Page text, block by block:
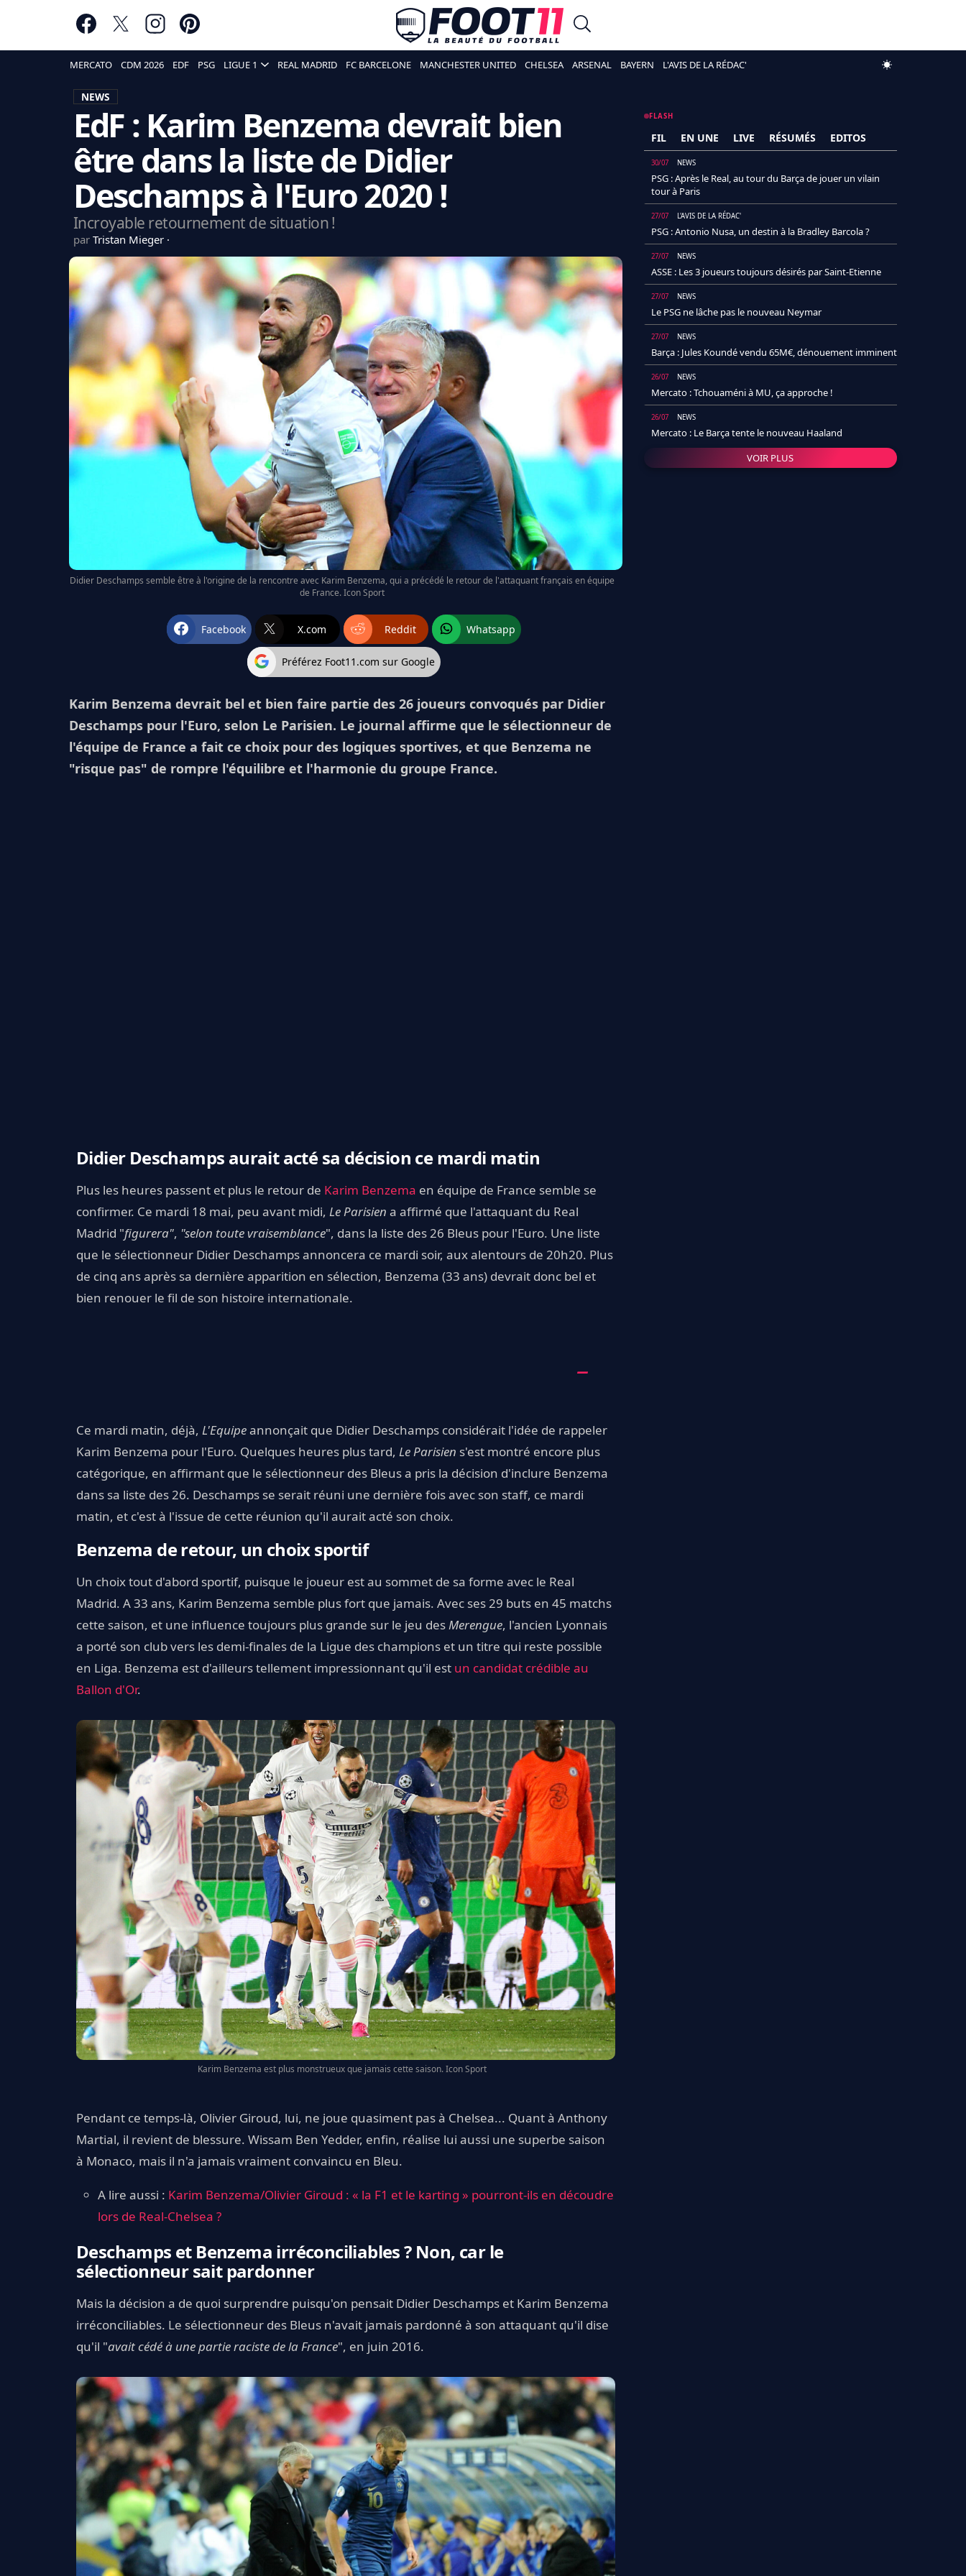
MERCATO CDM 2026 EDF PSG LIGUE 1 REAL MADRID FC BARCELONE MANCHESTER UNITED CHELSEA ARSENAL BAYERN L'AVIS DE LA RÉDAC'
NEWS
EdF : Karim Benzema devrait bien
être dans la liste de Didier
Deschamps à l'Euro 2020 !
Incroyable retournement de situation !
par Tristan Mieger
Didier Deschamps semble être à l'origine de la rencontre avec Karim Benzema, qui a précédé le retour de l'attaquant français en équipe
de France. Icon Sport
Facebook X.com Reddit Whatsapp
Préférez Foot11.com sur Google
Karim Benzema devrait bel et bien faire partie des 26 joueurs convoqués par Didier
Deschamps pour l'Euro, selon Le Parisien. Le journal affirme que le sélectionneur de
l'équipe de France a fait ce choix pour des logiques sportives, et que Benzema ne
"risque pas" de rompre l'équilibre et l'harmonie du groupe France.
Didier Deschamps aurait acté sa décision ce mardi matin
Plus les heures passent et plus le retour de Karim Benzema en équipe de France semble se
confirmer. Ce mardi 18 mai, peu avant midi, Le Parisien a affirmé que l'attaquant du Real
Madrid "figurera", "selon toute vraisemblance", dans la liste des 26 Bleus pour l'Euro. Une liste
que le sélectionneur Didier Deschamps annoncera ce mardi soir, aux alentours de 20h20. Plus
de cinq ans après sa dernière apparition en sélection, Benzema (33 ans) devrait donc bel et
bien renouer le fil de son histoire internationale.
Ce mardi matin, déjà, L'Equipeannonçait que Didier Deschamps considérait l'idée de rappeler
Karim Benzema pour l'Euro. Quelques heures plus tard, Le Parisien s'est montré encore plus
catégorique, en affirmant que le sélectionneur des Bleus a pris la décision d'inclure Benzema
dans sa liste des 26. Deschamps se serait réuni une dernière fois avec son staff, ce mardi
matin, et c'est à l'issue de cette réunion qu'il aurait acté son choix.
Benzema de retour, un choix sportif
Un choix tout d'abord sportif, puisque le joueur est au sommet de sa forme avec le Real
Madrid. A 33 ans, Karim Benzema semble plus fort que jamais. Avec ses 29 buts en 45 matchs
cette saison, et une influence toujours plus grande sur le jeu des Merengue, l'ancien Lyonnais
a porté son club vers les demi-finales de la Ligue des champions et un titre qui reste possible
en Liga. Benzema est d'ailleurs tellement impressionnant qu'il est un candidat crédible au
Ballon d'Or.
Karim Benzema est plus monstrueux que jamais cette saison. Icon Sport
Pendant ce temps-là, Olivier Giroud, lui, ne joue quasiment pas à Chelsea... Quant à Anthony
Martial, il revient de blessure. Wissam Ben Yedder, enfin, réalise lui aussi une superbe saison
à Monaco, mais il n'a jamais vraiment convaincu en Bleu.
A lire aussi : Karim Benzema/Olivier Giroud : « la F1 et le karting » pourront-ils en découdre
lors de Real-Chelsea ?
Deschamps et Benzema irréconciliables ? Non, car le
sélectionneur sait pardonner
Mais la décision a de quoi surprendre puisqu'on pensait Didier Deschamps et Karim Benzema
irréconciliables. Le sélectionneur des Bleus n'avait jamais pardonné à son attaquant qu'il dise
qu'il "avait cédé à une partie raciste de la France", en juin 2016.
FLASH
FIL EN UNE LIVE RÉSUMÉS EDITOS
30/07 NEWS
PSG : Après le Real, au tour du Barça de jouer un vilain
tour à Paris
27/07 L'AVIS DE LA RÉDAC'
PSG : Antonio Nusa, un destin à la Bradley Barcola ?
27/07 NEWS
ASSE : Les 3 joueurs toujours désirés par Saint-Etienne
27/07 NEWS
Le PSG ne lâche pas le nouveau Neymar
27/07 NEWS
Barça : Jules Koundé vendu 65M€, dénouement imminent
26/07 NEWS
Mercato : Tchouaméni à MU, ça approche !
26/07 NEWS
Mercato : Le Barça tente le nouveau Haaland
VOIR PLUS